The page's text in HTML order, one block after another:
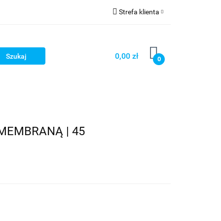
Strefa klienta
Zarejestruj się
Dodaj zgłoszenie
0,00 zł 0
| 45